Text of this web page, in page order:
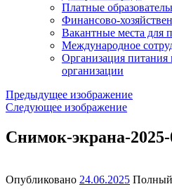
Платные
Финансово-
Вакантные места для
Международное
Организация питания
организации
Предыдущее изображение
Следующее изображение
Снимок-экрана-2025-
Опубликовано 24.06.2025 Полный